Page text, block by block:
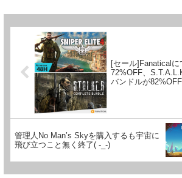
[セール]Fanatical
72%OFF、
バンドルが82%OFF
管理人No Man’s Skyを購入するも宇宙に
飛び立つこと無く終了( -_-)